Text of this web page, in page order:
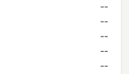
--
--
--
--
--